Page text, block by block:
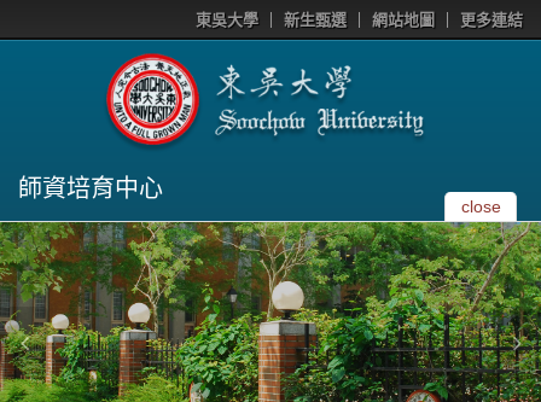
東吳大學 新生甄選 網站地圖 更多連結
師資培育中心
close